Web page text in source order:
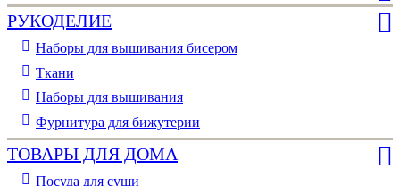
РУКОДЕЛИЕ
Наборы для вышивания бисером
Ткани
Наборы для вышивания
Фурнитура для бижутерии
ТОВАРЫ ДЛЯ ДОМА
Посуда для суши